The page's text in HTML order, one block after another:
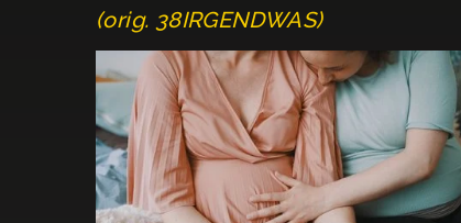
(orig. 38IRGENDWAS)